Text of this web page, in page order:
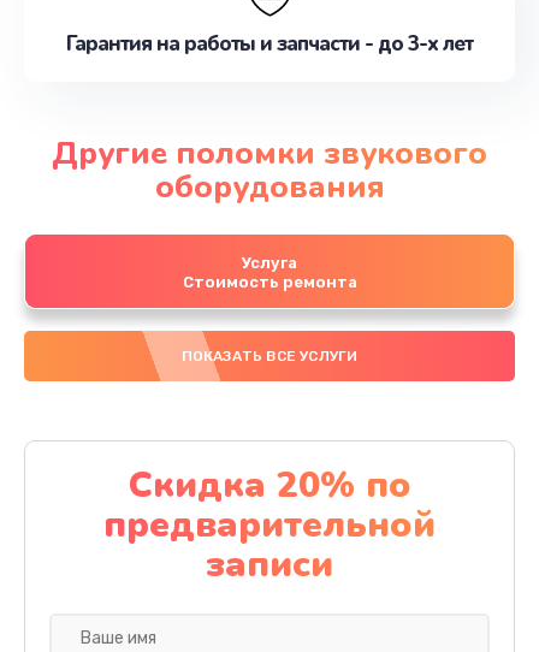
Гарантия на работы и запчасти - до 3-х лет
Другие поломки звукового
оборудования
Услуга
Стоимость ремонта
ПОКАЗАТЬ ВСЕ УСЛУГИ
Скидка 20% по
предварительной
записи